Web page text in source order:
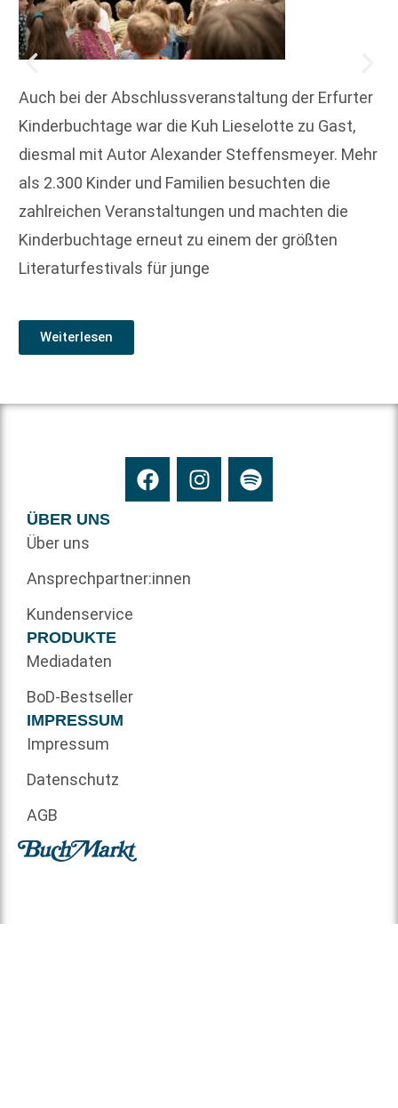
Auch bei der Abschlussveranstaltung der Erfurter
Kinderbuchtage war die Kuh Lieselotte zu Gast,
diesmal mit Autor Alexander Steffensmeyer. Mehr
als 2.300 Kinder und Familien besuchten die
zahlreichen Veranstaltungen und machten die
Kinderbuchtage erneut zu einem der größten
Literaturfestivals für junge
Weiterlesen
ÜBER UNS
Über uns
Ansprechpartner:innen
Kundenservice
PRODUKTE
Mediadaten
BoD-Bestseller
IMPRESSUM
Impressum
Datenschutz
AGB